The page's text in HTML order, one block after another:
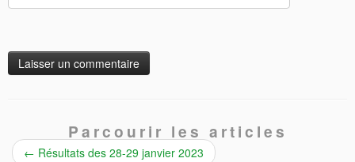
Parcourir les articles
← Résultats des 28-29 janvier 2023